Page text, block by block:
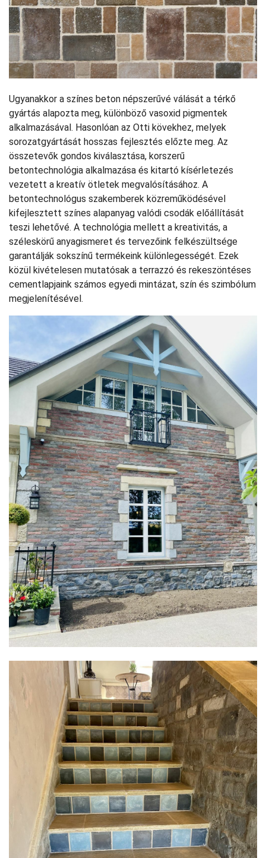
Ugyanakkor a színes beton népszerűvé válását a térkő
gyártás alapozta meg, különböző vasoxid pigmentek
alkalmazásával. Hasonlóan az Otti kövekhez, melyek
sorozatgyártását hosszas fejlesztés előzte meg. Az
összetevők gondos kiválasztása, korszerű
betontechnológia alkalmazása és kitartó kísérletezés
vezetett a kreatív ötletek megvalósításához. A
betontechnológus szakemberek közreműködésével
kifejlesztett színes alapanyag valódi csodák előállítását
teszi lehetővé. A technológia mellett a kreativitás, a
széleskörű anyagismeret és tervezőink felkészültsége
garantálják sokszínű termékeink különlegességét. Ezek
közül kivételesen mutatósak a terrazzó és rekeszöntéses
cementlapjaink számos egyedi mintázat, szín és szimbólum
megjelenítésével.